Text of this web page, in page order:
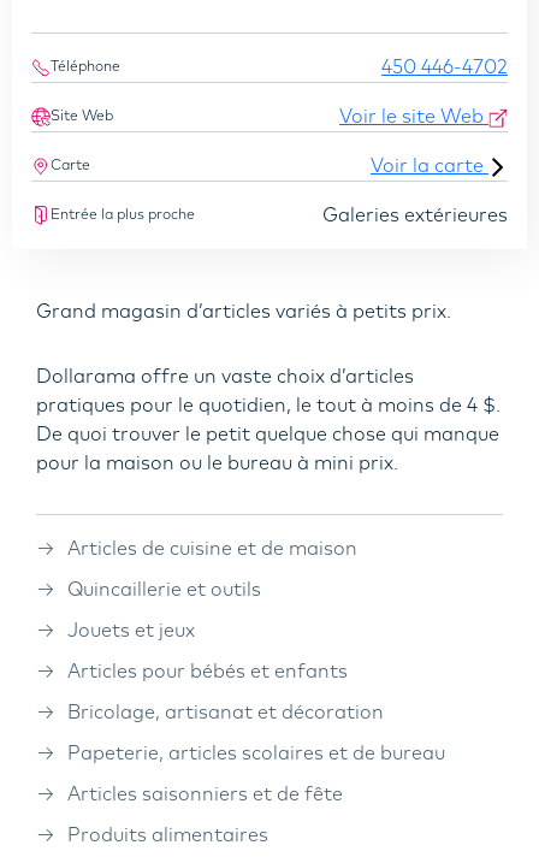
Téléphone 450 446-4702
Site Web Voir le site Web
Carte Voir la carte
Entrée la plus proche Galeries extérieures
Grand magasin d’articles variés à petits prix.
Dollarama offre un vaste choix d’articles
pratiques pour le quotidien, le tout à moins de 4 $.
De quoi trouver le petit quelque chose qui manque
pour la maison ou le bureau à mini prix.
Articles de cuisine et de maison
Quincaillerie et outils
Jouets et jeux
Articles pour bébés et enfants
Bricolage, artisanat et décoration
Papeterie, articles scolaires et de bureau
Articles saisonniers et de fête
Produits alimentaires